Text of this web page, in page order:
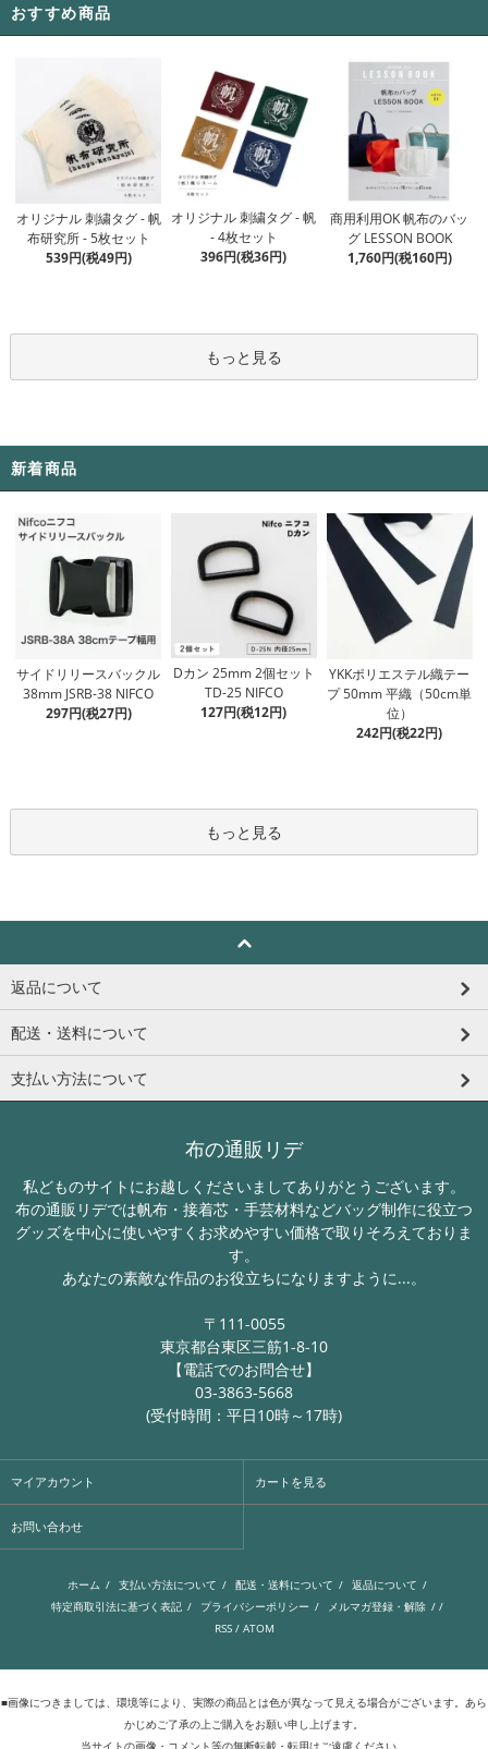
おすすめ商品
オリジナル 刺繍タグ - 帆
布研究所 - 5枚セット
539円(税49円)
オリジナル 刺繍タグ - 帆
- 4枚セット
396円(税36円)
商用利用OK 帆布のバッ
グ LESSON BOOK
1,760円(税160円)
もっと見る
新着商品
サイドリリースバックル
38mm JSRB-38 NIFCO
297円(税27円)
Dカン 25mm 2個セット
TD-25 NIFCO
127円(税12円)
YKKポリエステル織テー
プ 50mm 平織（50cm単
位）
242円(税22円)
もっと見る
返品について
配送・送料について
支払い方法について
布の通販リデ
私どものサイトにお越しくださいましてありがとうございます。
布の通販リデでは帆布・接着芯・手芸材料などバッグ制作に役立つ
グッズを中心に使いやすくお求めやすい価格で取りそろえておりま
す。
あなたの素敵な作品のお役立ちになりますように...。
〒111-0055
東京都台東区三筋1-8-10
【電話でのお問合せ】
03-3863-5668
(受付時間：平日10時～17時)
マイアカウント カートを見る
お問い合わせ
ホーム / 支払い方法について / 配送・送料について / 返品について /
特定商取引法に基づく表記 / プライバシーポリシー / メルマガ登録・解除 / /
RSS/ ATOM
■画像につきましては、環境等により、実際の商品とは色が異なって見える場合がございます。あら
かじめご了承の上ご購入をお願い申し上げます。
当サイトの画像・コメント等の無断転載・転用はご遠慮ください。